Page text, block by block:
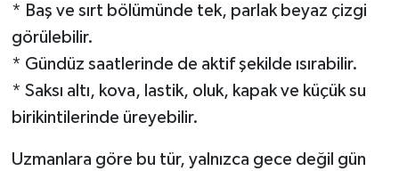
* Baş ve sırt bölümünde tek, parlak beyaz çizgi
görülebilir.
* Gündüz saatlerinde de aktif şekilde ısırabilir.
* Saksı altı, kova, lastik, oluk, kapak ve küçük su
birikintilerinde üreyebilir.
Uzmanlara göre bu tür, yalnızca gece değil gün